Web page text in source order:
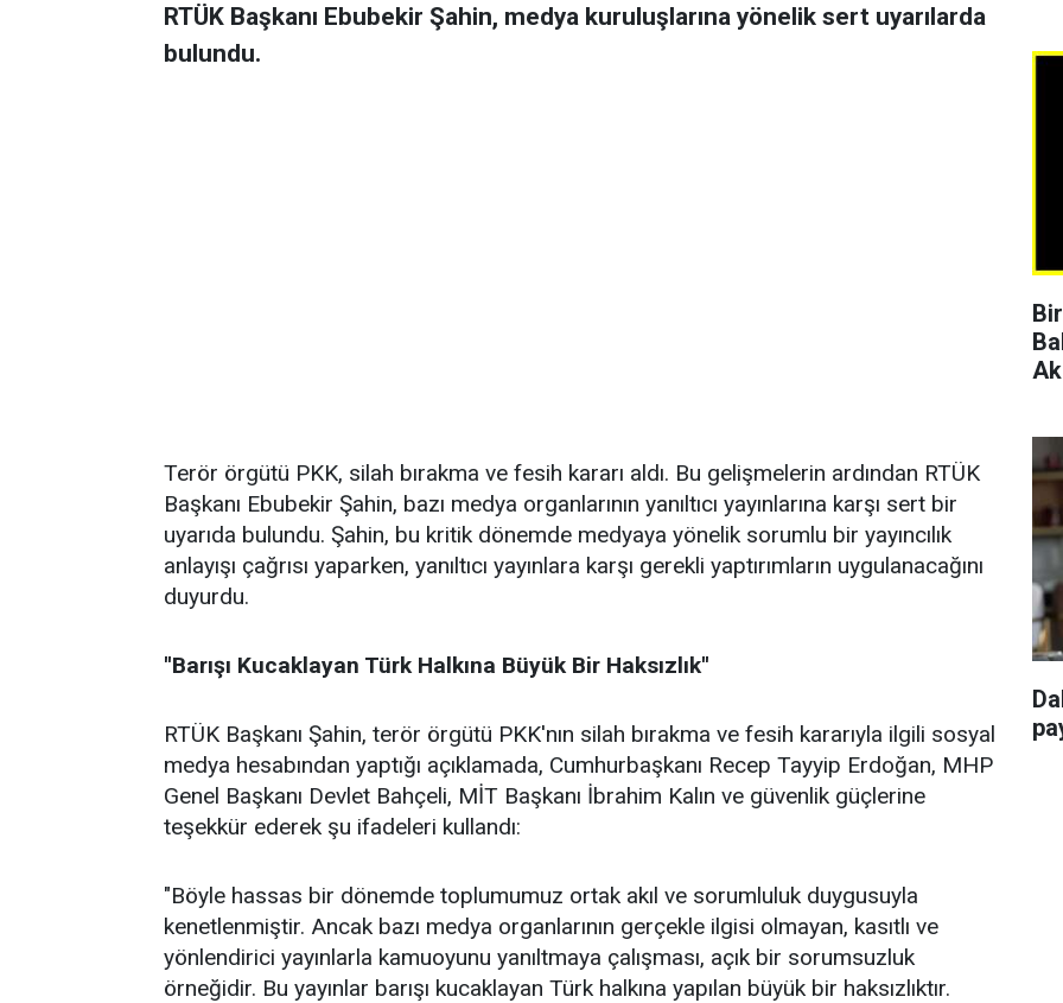
RTÜK Başkanı Ebubekir Şahin, medya kuruluşlarına yönelik sert uyarılarda
bulundu.
Terör örgütü PKK, silah bırakma ve fesih kararı aldı. Bu gelişmelerin ardından RTÜK
Başkanı Ebubekir Şahin, bazı medya organlarının yanıltıcı yayınlarına karşı sert bir
uyarıda bulundu. Şahin, bu kritik dönemde medyaya yönelik sorumlu bir yayıncılık
anlayışı çağrısı yaparken, yanıltıcı yayınlara karşı gerekli yaptırımların uygulanacağını
duyurdu.
''Barışı Kucaklayan Türk Halkına Büyük Bir Haksızlık''
RTÜK Başkanı Şahin, terör örgütü PKK'nın silah bırakma ve fesih kararıyla ilgili sosyal
medya hesabından yaptığı açıklamada, Cumhurbaşkanı Recep Tayyip Erdoğan, MHP
Genel Başkanı Devlet Bahçeli, MİT Başkanı İbrahim Kalın ve güvenlik güçlerine
teşekkür ederek şu ifadeleri kullandı:
"Böyle hassas bir dönemde toplumumuz ortak akıl ve sorumluluk duygusuyla
kenetlenmiştir. Ancak bazı medya organlarının gerçekle ilgisi olmayan, kasıtlı ve
yönlendirici yayınlarla kamuoyunu yanıltmaya çalışması, açık bir sorumsuzluk
örneğidir. Bu yayınlar barışı kucaklayan Türk halkına yapılan büyük bir haksızlıktır.